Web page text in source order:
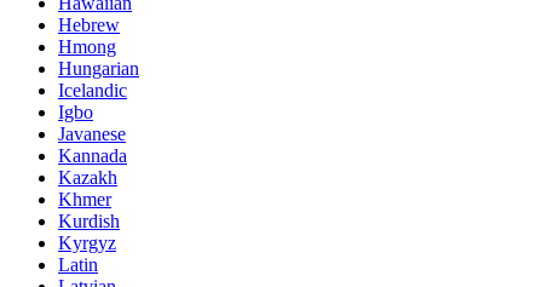
Hebrew
Hmong
Hungarian
Icelandic
Igbo
Javanese
Kannada
Kazakh
Khmer
Kurdish
Kyrgyz
Latin